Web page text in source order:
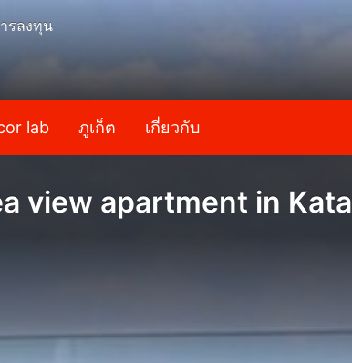
รลงทุน
lab ภูเก็ต เกี่ยวกับ
view apartment in Kata